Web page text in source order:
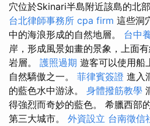
穴位於Skinari半島附近該島的北
台北律師事務所 cpa firm 這些洞
中的海浪形成的自然地層。 台中
岸，形成風景如畫的景象，上面
岩層。 護照過期 遊客可以使用船
自然驕傲之一。 菲律賓簽證 進入
的藍色水中游泳。 身體撥筋教學
得強烈而奇妙的藍色。 希臘西部
第三大城市。 外資設立 台南徵信